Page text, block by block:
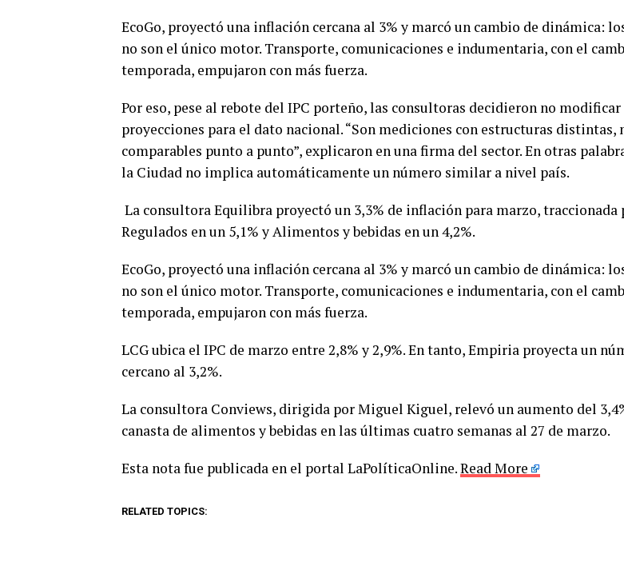
EcoGo, proyectó una inflación cercana al 3% y marcó un cambio de dinámica:
no son el único motor. Transporte, comunicaciones e indumentaria, con el
temporada, empujaron con más fuerza.
Por eso, pese al rebote del IPC porteño, las consultoras decidieron no modificar
proyecciones para el dato nacional. “Son mediciones con estructuras distintas,
comparables punto a punto”, explicaron en una firma del sector. En otras
la Ciudad no implica automáticamente un número similar a nivel país.
La consultora Equilibra proyectó un 3,3% de inflación para marzo, traccionada
Regulados en un 5,1% y Alimentos y bebidas en un 4,2%.
EcoGo, proyectó una inflación cercana al 3% y marcó un cambio de dinámica:
no son el único motor. Transporte, comunicaciones e indumentaria, con el
temporada, empujaron con más fuerza.
LCG ubica el IPC de marzo entre 2,8% y 2,9%. En tanto, Empiria proyecta un
cercano al 3,2%.
La consultora Conviews, dirigida por Miguel Kiguel, relevó un aumento del
canasta de alimentos y bebidas en las últimas cuatro semanas al 27 de marzo.
Esta nota fue publicada en el portal LaPolíticaOnline.Read More
RELATED TOPICS: